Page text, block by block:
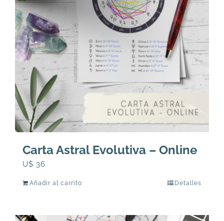
Carta Astral Evolutiva – Online
U$ 36
Añadir al carrito Detalles